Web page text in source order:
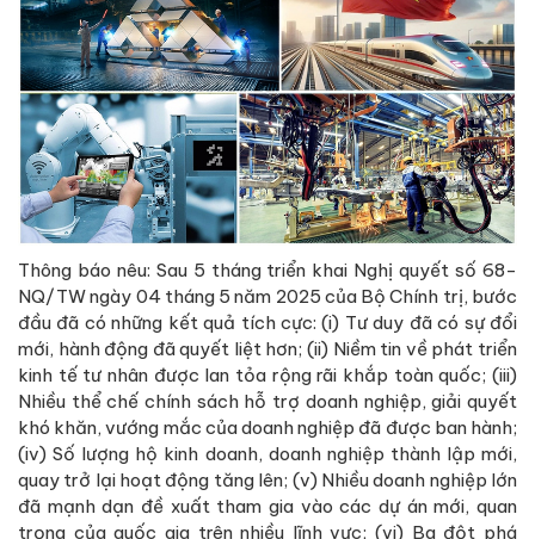
Thông báo nêu: Sau 5 tháng triển khai Nghị quyết số 68-
NQ/TW ngày 04 tháng 5 năm 2025 của Bộ Chính trị, bước
đầu đã có những kết quả tích cực: (i) Tư duy đã có sự đổi
mới, hành động đã quyết liệt hơn; (ii) Niềm tin về phát triển
kinh tế tư nhân được lan tỏa rộng rãi khắp toàn quốc; (iii)
Nhiều thể chế chính sách hỗ trợ doanh nghiệp, giải quyết
khó khăn, vướng mắc của doanh nghiệp đã được ban hành;
(iv) Số lượng hộ kinh doanh, doanh nghiệp thành lập mới,
quay trở lại hoạt động tăng lên; (v) Nhiều doanh nghiệp lớn
đã mạnh dạn đề xuất tham gia vào các dự án mới, quan
trọng của quốc gia trên nhiều lĩnh vực; (vi) Ba đột phá